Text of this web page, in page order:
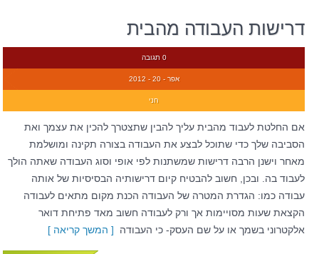
דרישות העבודה מהבית
0 תגובה
אפר - 20 - 2012
חני
אם החלטת לעבוד מהבית עליך להבין שתצטרך להכין את עצמך ואת
הסביבה שלך כדי שתוכל לבצע את העבודה בצורה תקינה ומושלמת
מאחר וישנן הרבה דרישות שמשתנות לפי אופי וסוג העבודה שאתה הולך
לעבוד בה. ובכן, חשוב להבטיח קיום דרישותיה הבסיסיות של אותה
עבודה כמו: הגדרת המטרה של העבודה הכנת מקום מתאים לעבודה
הקצאת שעות מסויימות אך ורק לעבודה חשוב מאד פתיחת דואר
אלקטרוני בשמך או על שם העסק- כי העבודה [ המשך קריאה ]